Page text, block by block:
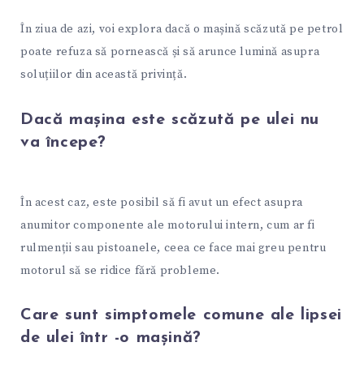
În ziua de azi, voi explora dacă o mașină scăzută pe petrol
poate refuza să pornească și să arunce lumină asupra
soluțiilor din această privință.
Dacă mașina este scăzută pe ulei nu
va începe?
În acest caz, este posibil să fi avut un efect asupra
anumitor componente ale motorului intern, cum ar fi
rulmenții sau pistoanele, ceea ce face mai greu pentru
motorul să se ridice fără probleme.
Care sunt simptomele comune ale lipsei
de ulei într -o mașină?